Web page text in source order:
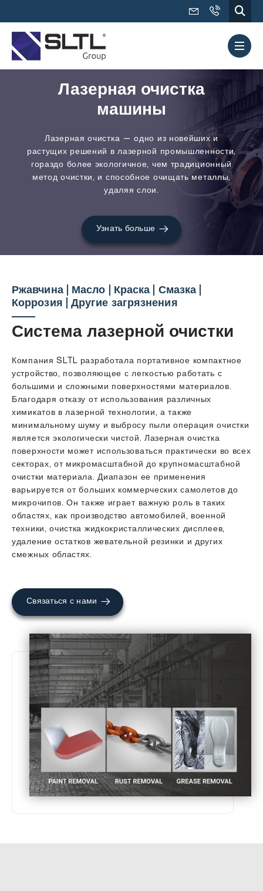
Лазерная очистка
машины
Лазерная очистка — одно из новейших и
растущих решений в лазерной промышленности,
гораздо более экологичное, чем традиционный
метод очистки, и способное очищать металлы,
удаляя слои.
Узнать больше
Ржавчина | Масло | Краска | Смазка |
Коррозия | Другие загрязнения
Система лазерной очистки
Компания SLTL разработала портативное компактное
устройство, позволяющее с легкостью работать с
большими и сложными поверхностями материалов.
Благодаря отказу от использования различных
химикатов в лазерной технологии, а также
минимальному шуму и выбросу пыли операция очистки
является экологически чистой. Лазерная очистка
поверхности может использоваться практически во всех
секторах, от микромасштабной до крупномасштабной
очистки материала. Диапазон ее применения
варьируется от больших коммерческих самолетов до
микрочипов. Он также играет важную роль в таких
областях, как производство автомобилей, военной
техники, очистка жидкокристаллических дисплеев,
удаление остатков жевательной резинки и других
смежных областях.
Связаться с нами